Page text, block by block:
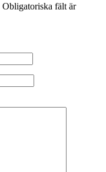
Obligatoriska fält är